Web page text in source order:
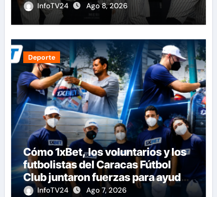
InfoTV24 Ago 8, 2026
Deporte
Cómo 1xBet, los voluntarios y los
futbolistas del Caracas Fútbol
Club juntaron fuerzas para ayudar
a las familias de Venezuela
InfoTV24 Ago 7, 2026